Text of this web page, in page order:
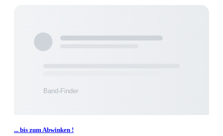
... bis zum Abwinken !